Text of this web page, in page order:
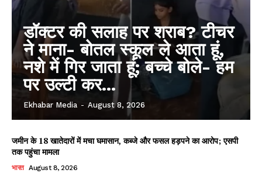
SUBSCRIBE NOW
Company
About
Subscription Plans
My account
डॉक्टर की सलाह पर शराब? टीचर
ने माना- बोतल स्कूल ले आता हूं,
नशे में गिर जाता हूं; बच्चे बोले- हम
पर उल्टी कर...
Ekhabar Media - August 8, 2026
जमीन के 18 खातेदारों में मचा घमासान, कब्जे और फसल हड़पने का आरोप; एसपी
तक पहुंचा मामला
भारत August 8, 2026